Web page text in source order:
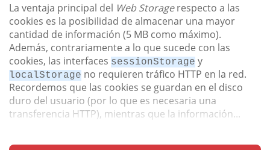
La ventaja principal del Web Storagerespecto a las
cookies es la posibilidad de almacenar una mayor
cantidad de información (5 MB como máximo).
Además, contrariamente a lo que sucede con las
cookies, las interfaces sessionStorage y
localStorage no requieren tráfico HTTP en la red.
Recordemos que las cookies se guardan en el disco
duro del usuario (por lo que es necesaria una
transferencia HTTP), mientras que la información...